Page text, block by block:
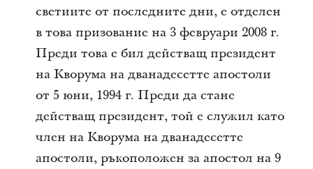
светиите от последните дни, е отделен
в това призование на 3 февруари 2008 г.
Преди това е бил действащ президент
на Кворума на дванадесетте апостоли
от 5 юни, 1994 г. Преди да стане
действащ президент, той е служил като
член на Кворума на дванадесетте
апостоли, ръкоположен за апостол на 9